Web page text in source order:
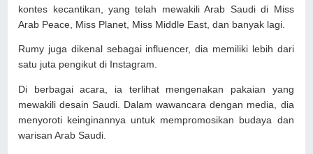
kontes kecantikan, yang telah mewakili Arab Saudi di Miss
Arab Peace, Miss Planet, Miss Middle East, dan banyak lagi.
Rumy juga dikenal sebagai influencer, dia memiliki lebih dari
satu juta pengikut di Instagram.
Di berbagai acara, ia terlihat mengenakan pakaian yang
mewakili desain Saudi. Dalam wawancara dengan media, dia
menyoroti keinginannya untuk mempromosikan budaya dan
warisan Arab Saudi.